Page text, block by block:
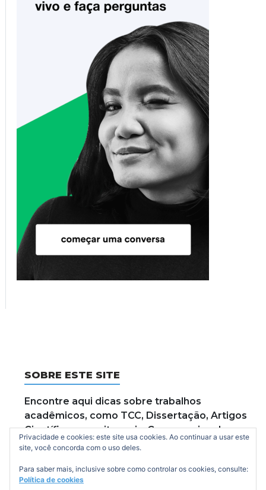
SOBRE ESTE SITE
Encontre aqui dicas sobre trabalhos
acadêmicos, como TCC, Dissertação, Artigos
Científicos e muito mais. Caso preciso dos
serviços especializados entre em contato.
Privacidade e cookies: este site usa cookies. Ao continuar a usar este
site, você concorda com o uso deles.
Para saber mais, inclusive sobre como controlar os cookies, consulte:
Política de cookies